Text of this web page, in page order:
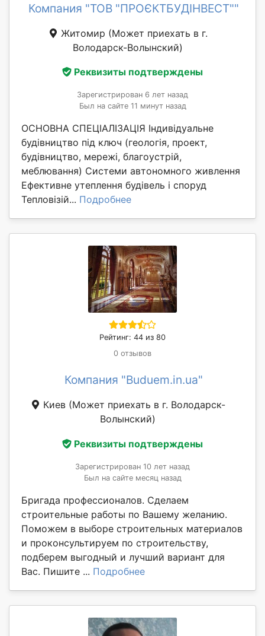
Компания "ТОВ "ПРОЄКТБУДІНВЕСТ""
Житомир (Может приехать в г.
Володарск-Волынский)
Реквизиты подтверждены
Зарегистрирован 6 лет назад
Был на сайте 11 минут назад
ОСНОВНА СПЕЦІАЛІЗАЦІЯ Індивідуальне
будівництво під ключ (геологія, проект,
будівництво, мережі, благоустрій,
меблювання) Системи автономного живлення
Ефективне утеплення будівель і споруд
Тепловізій... Подробнее
Рейтинг: 44 из 80
0 отзывов
Компания "Buduem.in.ua"
Киев (Может приехать в г. Володарск-
Волынский)
Реквизиты подтверждены
Зарегистрирован 10 лет назад
Был на сайте месяц назад
Бригада профессионалов. Сделаем
строительные работы по Вашему желанию.
Поможем в выборе строительных материалов
и проконсультируем по строительству,
подберем выгодный и лучший вариант для
Вас. Пишите ... Подробнее